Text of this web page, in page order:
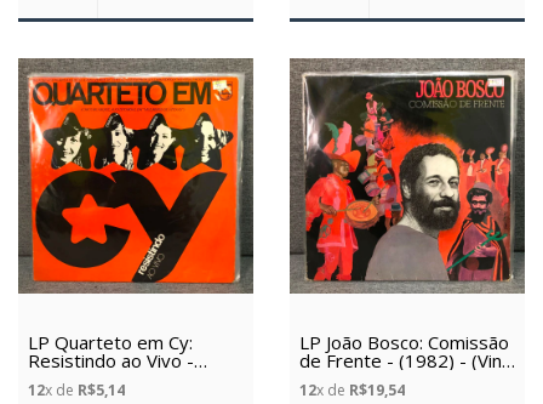
LP Quarteto em Cy:
Resistindo ao Vivo -
(1988) - (Vinil Usado)
12x de R$5,14
LP João Bosco: Comissão
de Frente - (1982) - (Vinil
Usado)
12x de R$19,54